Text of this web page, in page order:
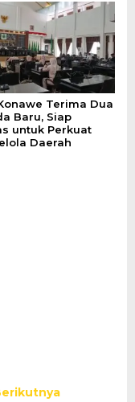
Terima Dua
Baru, Siap
untuk Perkuat
Daerah